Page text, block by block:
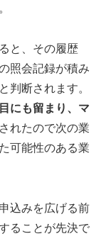
と、その履歴
照会記録が積み
判断されます。
にも留まり、マ
れたので次の業
可能性のある業
込みを広げる前
ることが先決で